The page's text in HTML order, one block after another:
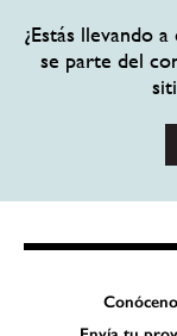
¿Estás llevando
se parte del